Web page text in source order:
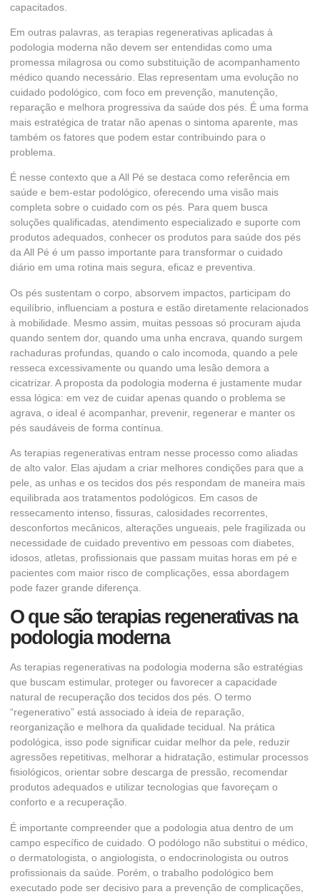
capacitados.
Em outras palavras, as terapias regenerativas aplicadas à
podologia moderna não devem ser entendidas como uma
promessa milagrosa ou como substituição de acompanhamento
médico quando necessário. Elas representam uma evolução no
cuidado podológico, com foco em prevenção, manutenção,
reparação e melhora progressiva da saúde dos pés. É uma forma
mais estratégica de tratar não apenas o sintoma aparente, mas
também os fatores que podem estar contribuindo para o
problema.
É nesse contexto que a All Pé se destaca como referência em
saúde e bem-estar podológico, oferecendo uma visão mais
completa sobre o cuidado com os pés. Para quem busca
soluções qualificadas, atendimento especializado e suporte com
produtos adequados, conhecer os produtos para saúde dos pés
da All Pé é um passo importante para transformar o cuidado
diário em uma rotina mais segura, eficaz e preventiva.
Os pés sustentam o corpo, absorvem impactos, participam do
equilíbrio, influenciam a postura e estão diretamente relacionados
à mobilidade. Mesmo assim, muitas pessoas só procuram ajuda
quando sentem dor, quando uma unha encrava, quando surgem
rachaduras profundas, quando o calo incomoda, quando a pele
resseca excessivamente ou quando uma lesão demora a
cicatrizar. A proposta da podologia moderna é justamente mudar
essa lógica: em vez de cuidar apenas quando o problema se
agrava, o ideal é acompanhar, prevenir, regenerar e manter os
pés saudáveis de forma contínua.
As terapias regenerativas entram nesse processo como aliadas
de alto valor. Elas ajudam a criar melhores condições para que a
pele, as unhas e os tecidos dos pés respondam de maneira mais
equilibrada aos tratamentos podológicos. Em casos de
ressecamento intenso, fissuras, calosidades recorrentes,
desconfortos mecânicos, alterações ungueais, pele fragilizada ou
necessidade de cuidado preventivo em pessoas com diabetes,
idosos, atletas, profissionais que passam muitas horas em pé e
pacientes com maior risco de complicações, essa abordagem
pode fazer grande diferença.
O que são terapias regenerativas na
podologia moderna
As terapias regenerativas na podologia moderna são estratégias
que buscam estimular, proteger ou favorecer a capacidade
natural de recuperação dos tecidos dos pés. O termo
“regenerativo” está associado à ideia de reparação,
reorganização e melhora da qualidade tecidual. Na prática
podológica, isso pode significar cuidar melhor da pele, reduzir
agressões repetitivas, melhorar a hidratação, estimular processos
fisiológicos, orientar sobre descarga de pressão, recomendar
produtos adequados e utilizar tecnologias que favoreçam o
conforto e a recuperação.
É importante compreender que a podologia atua dentro de um
campo específico de cuidado. O podólogo não substitui o médico,
o dermatologista, o angiologista, o endocrinologista ou outros
profissionais da saúde. Porém, o trabalho podológico bem
executado pode ser decisivo para a prevenção de complicações,